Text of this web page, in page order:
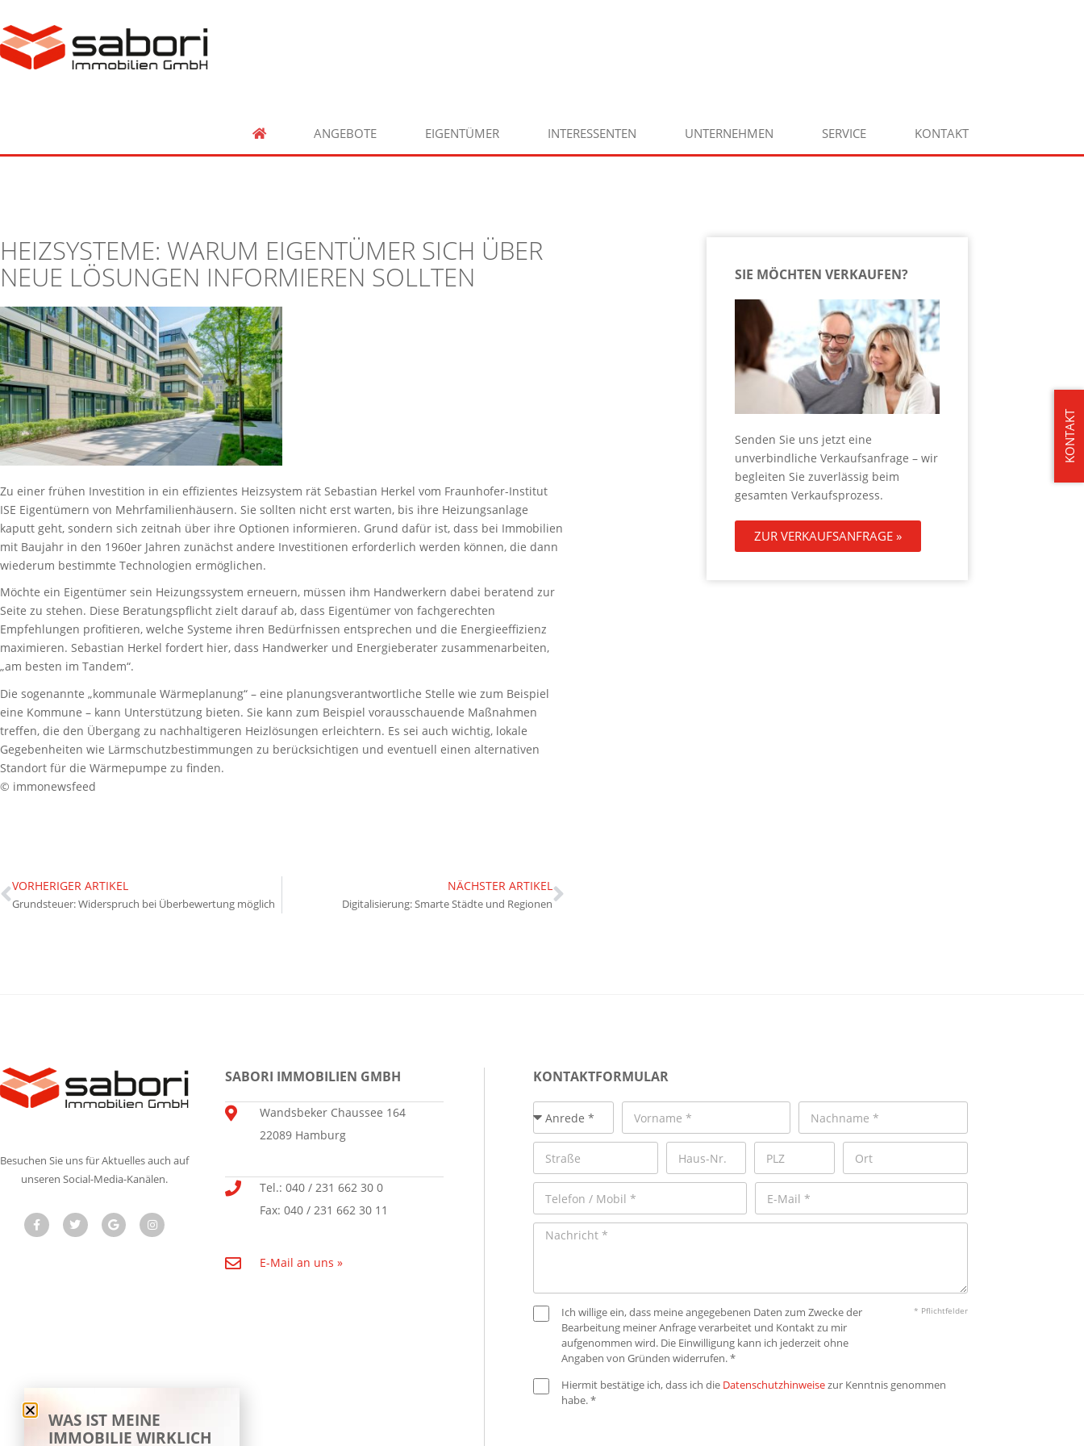
KONTAKT
ANGEBOTE EIGENTÜMER INTERESSENTEN UNTERNEHMEN SERVICE KONTAKT
HEIZSYSTEME: WARUM EIGENTÜMER SICH ÜBER
NEUE LÖSUNGEN INFORMIEREN SOLLTEN
Zu einer frühen Investition in ein effizientes Heizsystem rät Sebastian Herkel vom Fraunhofer-Institut
ISE Eigentümern von Mehrfamilienhäusern. Sie sollten nicht erst warten, bis ihre Heizungsanlage
kaputt geht, sondern sich zeitnah über ihre Optionen informieren. Grund dafür ist, dass bei Immobilien
mit Baujahr in den 1960er Jahren zunächst andere Investitionen erforderlich werden können, die dann
wiederum bestimmte Technologien ermöglichen.
Möchte ein Eigentümer sein Heizungssystem erneuern, müssen ihm Handwerkern dabei beratend zur
Seite zu stehen. Diese Beratungspflicht zielt darauf ab, dass Eigentümer von fachgerechten
Empfehlungen profitieren, welche Systeme ihren Bedürfnissen entsprechen und die Energieeffizienz
maximieren. Sebastian Herkel fordert hier, dass Handwerker und Energieberater zusammenarbeiten,
„am besten im Tandem“.
Die sogenannte „kommunale Wärmeplanung“ – eine planungsverantwortliche Stelle wie zum Beispiel
eine Kommune – kann Unterstützung bieten. Sie kann zum Beispiel vorausschauende Maßnahmen
treffen, die den Übergang zu nachhaltigeren Heizlösungen erleichtern. Es sei auch wichtig, lokale
Gegebenheiten wie Lärmschutzbestimmungen zu berücksichtigen und eventuell einen alternativen
Standort für die Wärmepumpe zu finden.
© immonewsfeed
VORHERIGER ARTIKEL
Grundsteuer: Widerspruch bei Überbewertung möglich
NÄCHSTER ARTIKEL
Digitalisierung: Smarte Städte und Regionen
SIE MÖCHTEN VERKAUFEN?
Senden Sie uns jetzt eine
unverbindliche Verkaufsanfrage – wir
begleiten Sie zuverlässig beim
gesamten Verkaufsprozess.
ZUR VERKAUFSANFRAGE »
Besuchen Sie uns für Aktuelles auch auf
unseren Social-Media-Kanälen.
SABORI IMMOBILIEN GMBH
Wandsbeker Chaussee 164
22089 Hamburg
Tel.: 040 / 231 662 30 0
Fax: 040 / 231 662 30 11
E-Mail an uns »
KONTAKTFORMULAR
Ich willige ein, dass meine angegebenen Daten zum Zwecke der
Bearbeitung meiner Anfrage verarbeitet und Kontakt zu mir
aufgenommen wird. Die Einwilligung kann ich jederzeit ohne
Angaben von Gründen widerrufen. *
* Pflichtfelder
Hiermit bestätige ich, dass ich die Datenschutzhinweisezur Kenntnis genommen
habe. *
WAS IST MEINE
IMMOBILIE WIRKLICH